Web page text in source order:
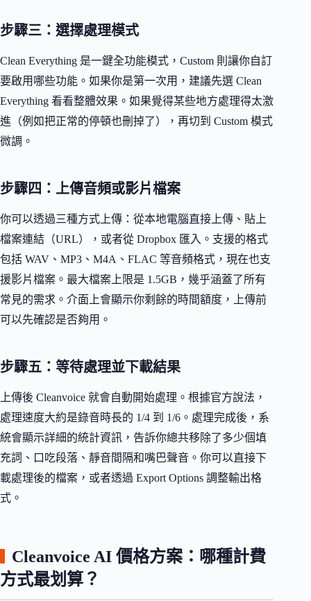
步驟三：選擇處理模式
Clean Everything 是一鍵全功能模式，Custom 則讓你自訂
要啟用哪些功能。如果你是第一次用，建議先選 Clean
Everything 看看整體效果。如果覺得某些地方處理得太激
進（例如把正常的停頓也刪掉了），再切到 Custom 模式
微調。
步驟四：上傳音頻或影片檔案
你可以透過三種方式上傳：從本地電腦直接上傳、貼上
檔案連結（URL），或者從 Dropbox 匯入。支援的格式
包括 WAV、MP3、M4A、FLAC 等音頻格式，現在也支
援影片檔案。最大檔案上限是 1.5GB，幾乎涵蓋了所有
常見的需求。介面上會顯示你剩餘的時間額度，上傳前
可以先確認是否夠用。
步驟五：等待處理並下載結果
上傳後 Cleanvoice 就會自動開始處理。根據官方說法，
處理速度大約是錄音時長的 1/4 到 1/6。處理完成後，系
統會顯示詳細的統計資訊，告訴你總共移除了多少個填
充詞、口吃段落、靜音間隔和嘴巴聲音。你可以直接下
載處理後的檔案，或者透過 Export Options 調整輸出格
式。
Cleanvoice AI 價格方案：哪種計費
方式最划算？